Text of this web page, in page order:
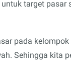
target pasar
pada
Sehingga kita